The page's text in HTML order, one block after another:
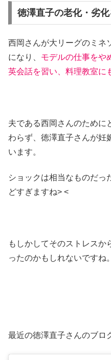
徳澤直子の老化・劣
西岡さんが大リーグのミネ
になり、 モデルの仕事をや
英会話を習い、料理教室に
夫である西岡さんのために
わらず、徳澤直子さんが妊
います。
ショックは相当なものだっ
どすぎますね> <
もしかしてそのストレスか
ったのかもしれないですね。
最近の徳澤直子さんのブロ